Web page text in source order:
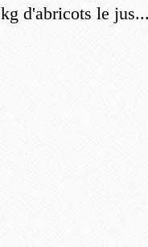
d'abricots le